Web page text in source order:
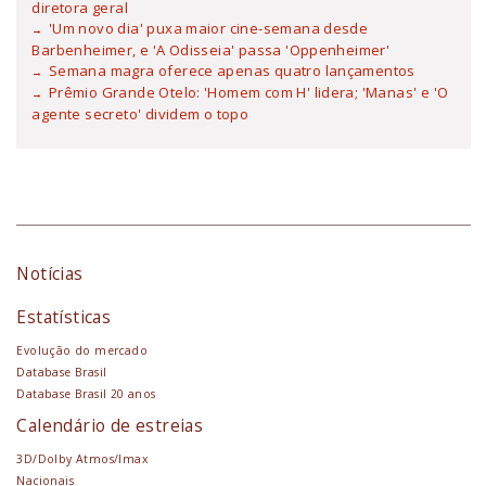
diretora geral
'Um novo dia' puxa maior cine-semana desde
Barbenheimer, e 'A Odisseia' passa 'Oppenheimer'
Semana magra oferece apenas quatro lançamentos
Prêmio Grande Otelo: 'Homem com H' lidera; 'Manas' e 'O
agente secreto' dividem o topo
Notícias
Estatísticas
Evolução do mercado
Database Brasil
Database Brasil 20 anos
Calendário de estreias
3D/Dolby Atmos/Imax
Nacionais